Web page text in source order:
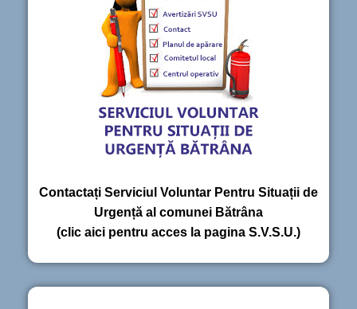
Contactați Serviciul Voluntar Pentru Situații de
Urgență al comunei Bătrâna
(clic aici pentru acces la pagina S.V.S.U.)